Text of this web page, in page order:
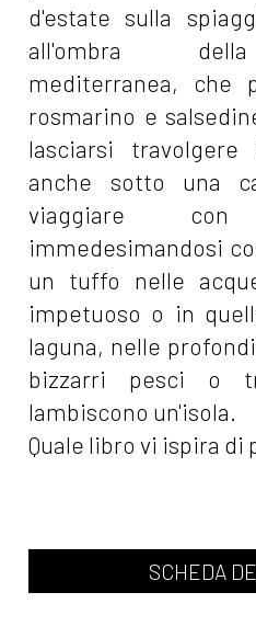
d'estate sulla
all'ombra
mediterranea, che
rosmarino e
lasciarsi
anche sotto una
viaggiare
immedesimandosi
un tuffo nelle
impetuoso o in
laguna, nelle
bizzarri pesci o
lambiscono un'isola.
Quale libro vi ispira di
SCHEDA